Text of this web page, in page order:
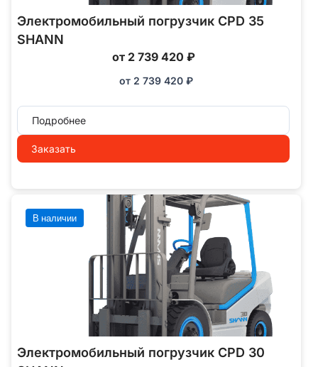
Электромобильный погрузчик CPD 35
SHANN
от 2 739 420 ₽
от 2 739 420 ₽
Подробнее
Заказать
В наличии
Электромобильный погрузчик CPD 30